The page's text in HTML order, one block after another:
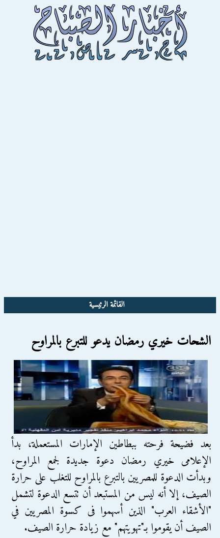
القائمة الرئيسية
الشحات خيري رمضان يدعو للتبرع بالمراوح
بعد فضيحة فرحته ببطاطين الإمارات المستعملة، بدأ
الإعلامى خيري رمضان دعوة جديدة لجمع المراوح،
وبدأت الدعوة للمصريين بالتبرع بالمراوح للتغلب على حرارة
الصيف، إلا أنه ليس من المستبعد أن تتسع الدعوة لتشمل
"الأشقاء العرب" الذين أسهموا فى كسوة المصريين في
الصيف أن يقوموا بـ"تهويتهم" مع زيادة حرارة الصيف.